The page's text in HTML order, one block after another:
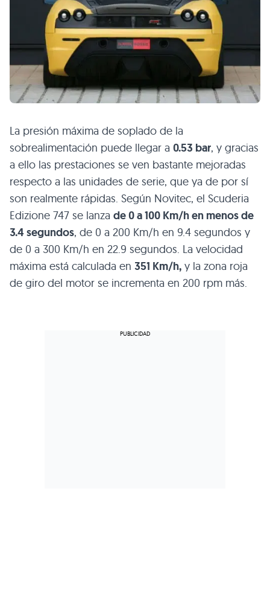
La presión máxima de soplado de la
sobrealimentación puede llegar a 0.53 bar, y gracias
a ello las prestaciones se ven bastante mejoradas
respecto a las unidades de serie, que ya de por sí
son realmente rápidas. Según Novitec, el Scuderia
Edizione 747 se lanza de 0 a 100 Km/h en menos de
3.4 segundos, de 0 a 200 Km/h en 9.4 segundos y
de 0 a 300 Km/h en 22.9 segundos. La velocidad
máxima está calculada en 351 Km/h, y la zona roja
de giro del motor se incrementa en 200 rpm más.